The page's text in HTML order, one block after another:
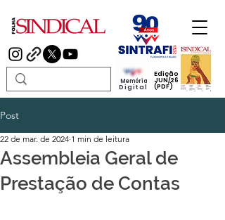
Edição
JUN/26
(PDF)
Memória
Digital
Post
Assembleia Geral de
Prestação de Contas
22 de mar. de 2024 1 min de leitura